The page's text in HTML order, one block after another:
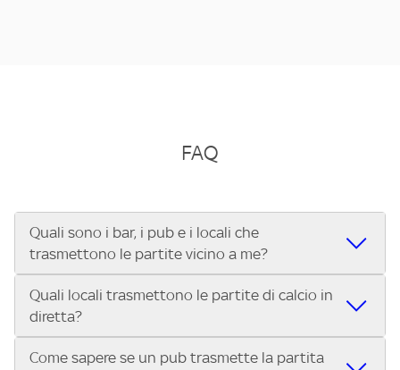
FAQ
Quali sono i bar, i pub e i locali che
trasmettono le partite vicino a me?
Se cerchi un bar, pub, ristorante o locale vicino a te per
vedere le partite di Serie A ENILIVE, la Serie C Sky Wifi, la
UEFA Champions League, la UEFA Europa League, la UEFA
Conference League, il Tennis, la Formula 1®, la MotoGP™ e
Quali locali trasmettono le partite di calcio in
diretta?
Vuoi sapere quali bar, pub o ristoranti mostrano le partite
Come sapere se un pub trasmette la partita